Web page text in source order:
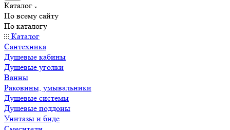
Каталог
По всему сайту
По каталогу
Каталог
Сантехника
Душевые кабины
Душевые уголки
Ванны
Раковины, умывальники
Душевые системы
Душевые поддоны
Унитазы и биде